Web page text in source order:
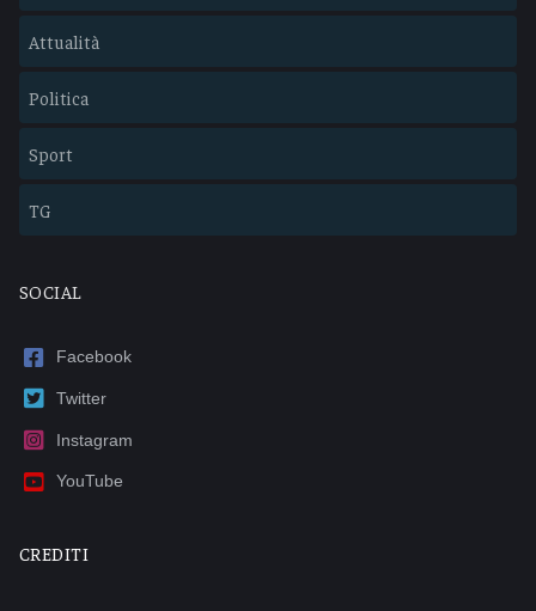
Attualità
Politica
Sport
TG
SOCIAL
Facebook
Twitter
Instagram
YouTube
CREDITI